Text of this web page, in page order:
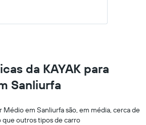
da KAYAK para
Sanliurfa
Médio em Sanliurfa são, em média, cerca de
que outros tipos de carro